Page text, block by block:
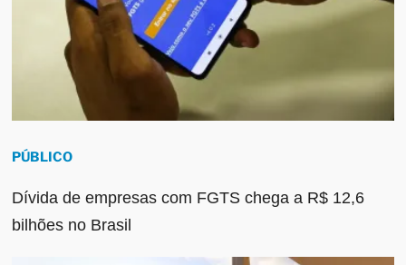
PÚBLICO
Dívida de empresas com FGTS chega a R$ 12,6
bilhões no Brasil